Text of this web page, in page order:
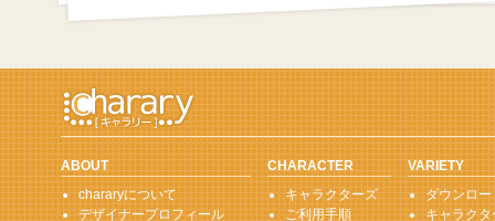
ABOUT
chararyについて
デザイナープロフィール
CHARACTER
キャラクターズ
ご利用手順
VARIETY
ダウンロ
キャラク